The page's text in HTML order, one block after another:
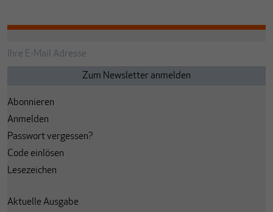
Abonnieren
Anmelden
Passwort vergessen?
Code einlösen
Lesezeichen
Aktuelle Ausgabe